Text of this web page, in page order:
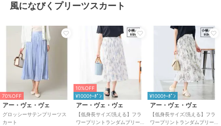
風になびくプリーツスカート
70%OFF
アー・ヴェ・ヴェ
グロッシーサテンプリーツス
カート
10%OFF
¥1000ｸｰﾎﾟﾝ
アー・ヴェ・ヴェ
【低身長サイズ/洗える】フラ
ワープリントランダムプリー
¥1000ｸｰﾎﾟﾝ
アー・ヴェ・ヴェ
【低身長サイズ/洗える】フラ
ワープリントランダムプリー